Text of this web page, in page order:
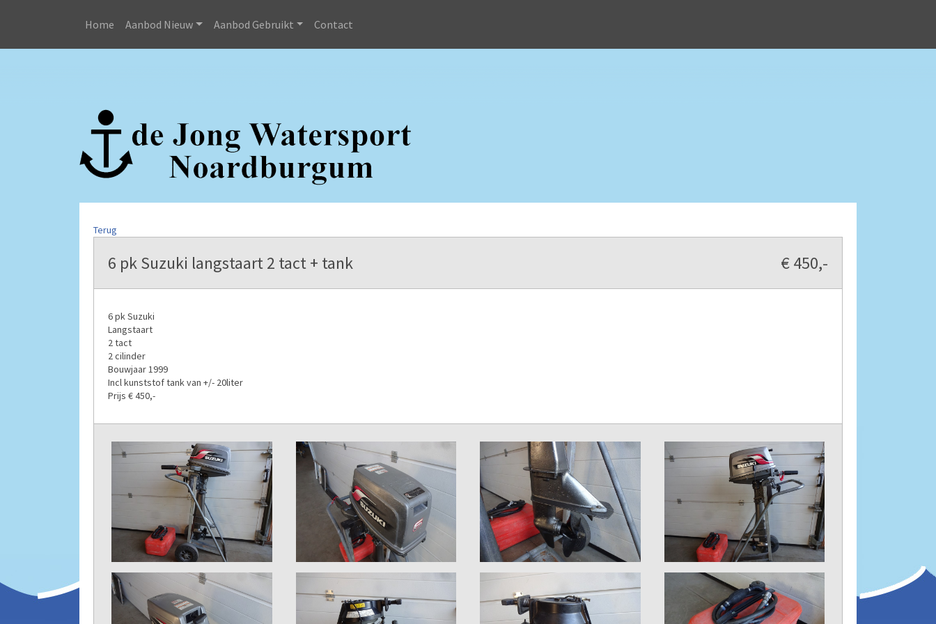
Home Aanbod Nieuw Aanbod Gebruikt Contact
Terug
6 pk Suzuki langstaart 2 tact + tank € 450,-
6 pk Suzuki
Langstaart
2 tact
2 cilinder
Bouwjaar 1999
Incl kunststof tank van +/- 20liter
Prijs € 450,-